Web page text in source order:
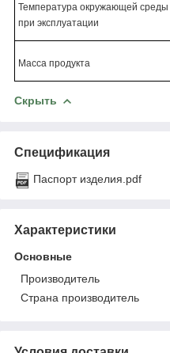
Температура окружающей среды
при эксплуатации
Масса продукта
Скрыть
Спецификация
Паспорт изделия.pdf
Характеристики
Основные
Производитель
Страна производитель